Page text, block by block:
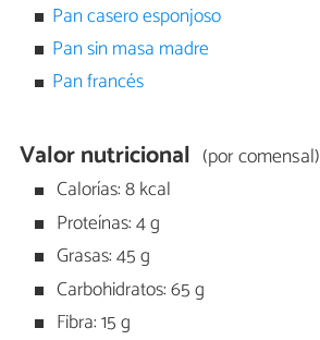
Pan casero esponjoso
Pan sin masa madre
Pan francés
Valor nutricional (por comensal)
Calorías: 8 kcal
Proteínas: 4 g
Grasas: 45 g
Carbohidratos: 65 g
Fibra: 15 g